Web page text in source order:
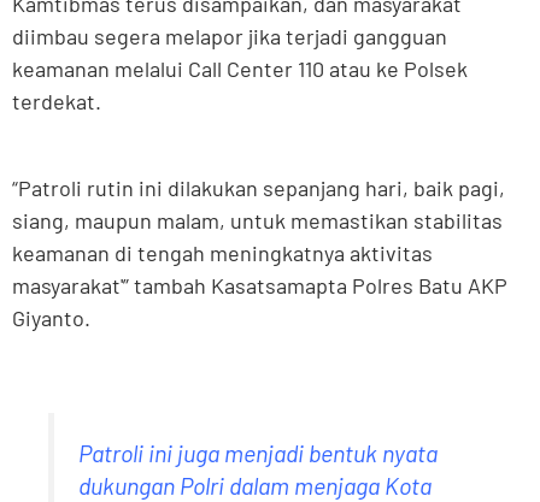
diimbau segera melapor jika terjadi gangguan
keamanan melalui Call Center 110 atau ke Polsek
terdekat.
“Patroli rutin ini dilakukan sepanjang hari, baik pagi,
siang, maupun malam, untuk memastikan stabilitas
keamanan di tengah meningkatnya aktivitas
masyarakat'” tambah Kasatsamapta Polres Batu AKP
Giyanto.
Patroli ini juga menjadi bentuk nyata
dukungan Polri dalam menjaga Kota